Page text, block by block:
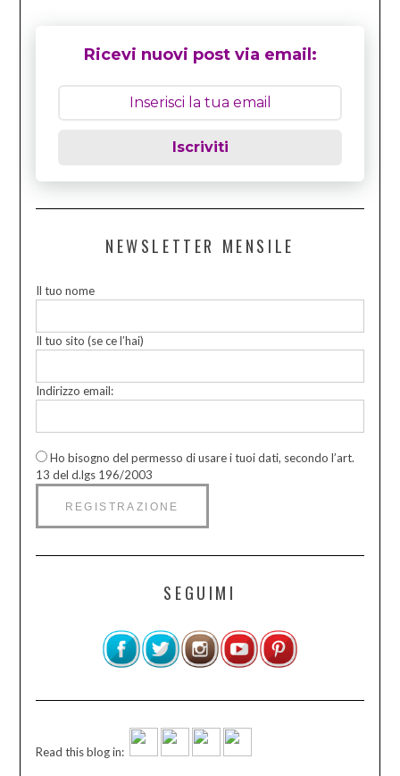
Ricevi nuovi post via email:
Iscriviti
NEWSLETTER MENSILE
Il tuo nome
Il tuo sito (se ce l’hai)
Indirizzo email:
Ho bisogno del permesso di usare i tuoi dati, secondo l’art.
13 del d.lgs 196/2003
SEGUIMI
Read this blog in: